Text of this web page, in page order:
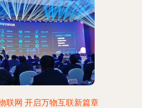
联网 开启万物互联新篇章